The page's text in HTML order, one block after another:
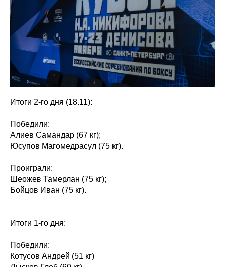
Итоги 2-го дня (18.11):
Победили:
Алиев Самандар (67 кг);
Юсупов Магомедрасул (75 кг).
Проиграли:
Шеожев Тамерлан (75 кг);
Бойцов Иван (75 кг).
Итоги 1-го дня:
Победили:
Котусов Андрей (51 кг)